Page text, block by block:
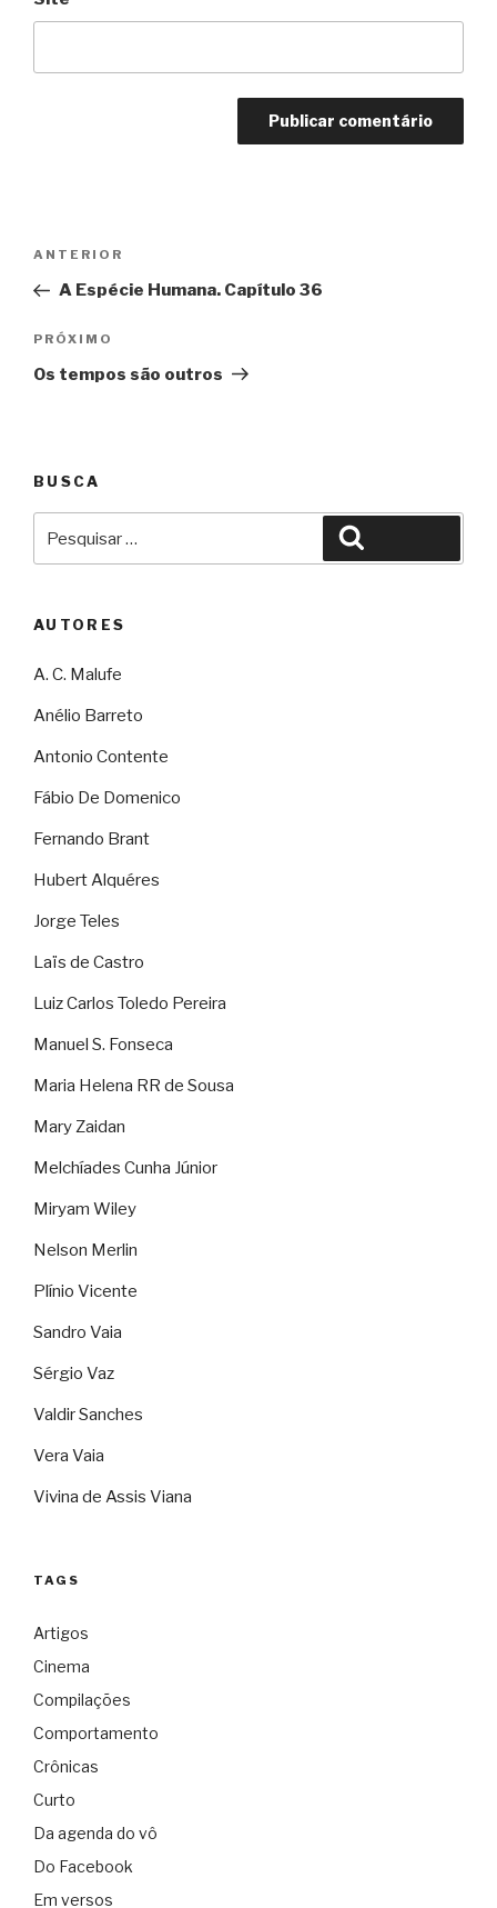
Post
Anterior
ANTERIOR
A Espécie Humana. Capítulo 36
Próximo
PRÓXIMO
Os tempos são outros
BUSCA
por:
AUTORES
A. C. Malufe
Anélio Barreto
Antonio Contente
Fábio De Domenico
Fernando Brant
Hubert Alquéres
Jorge Teles
Laïs de Castro
Luiz Carlos Toledo Pereira
Manuel S. Fonseca
Maria Helena RR de Sousa
Mary Zaidan
Melchíades Cunha Júnior
Miryam Wiley
Nelson Merlin
Plínio Vicente
Sandro Vaia
Sérgio Vaz
Valdir Sanches
Vera Vaia
Vivina de Assis Viana
TAGS
Artigos
Cinema
Compilações
Comportamento
Crônicas
Curto
Da agenda do vô
Do Facebook
Em versos